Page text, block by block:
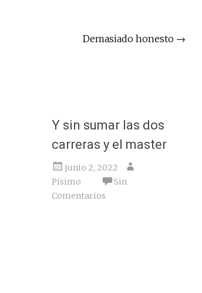
Demasiado honesto →
Y sin sumar las dos
carreras y el master
junio 2, 2022
Písimo
Sin
Comentarios